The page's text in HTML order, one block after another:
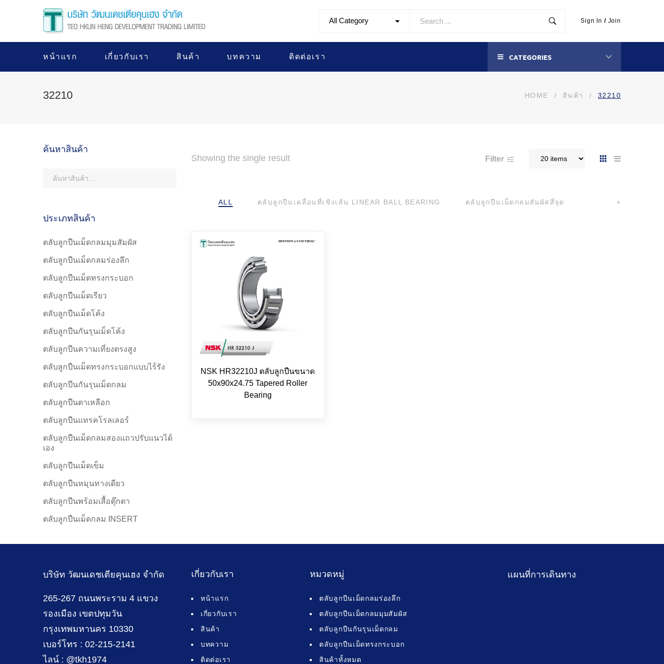
All Category Sign In / Join
หน้าแรก เกี่ยวกับเรา สินค้า บทความ ติดต่อเรา CATEGORIES
32210 HOME / สินค้า / 32210
Showing the single result Filter
ALL ตลับลูกปืนเคลื่อนที่เชิงเส้น LINEAR BALL BEARING ตลับลูกปืนเม็ดกลมสัมผัสสี่จุด +
NSK HR32210J ตลับลูกปืนขนาด
50x90x24.75 Tapered Roller
Bearing
ค้นหาสินค้า
ประเภทสินค้า
ตลับลูกปืนเม็ดกลมมุมสัมผัส
ตลับลูกปืนเม็ดกลมร่องลึก
ตลับลูกปืนเม็ดทรงกระบอก
ตลับลูกปืนเม็ดเรียว
ตลับลูกปืนเม็ดโค้ง
ตลับลูกปืนกันรุนเม็ดโค้ง
ตลับลูกปืนความเที่ยงตรงสูง
ตลับลูกปืนเม็ดทรงกระบอกแบบไร้รัง
ตลับลูกปืนกันรุนเม็ดกลม
ตลับลูกปืนตาเหลือก
ตลับลูกปืนแทรคโรลเลอร์
ตลับลูกปืนเม็ดกลมสองแถวปรับแนวได้
เอง
ตลับลูกปืนเม็ดเข็ม
ตลับลูกปืนหมุนทางเดียว
ตลับลูกปืนพร้อมเสื้อตุ๊กตา
ตลับลูกปืนเม็ดกลม INSERT
บริษัท วัฒนเดชเตียคุนเฮง จำกัด
265-267 ถนนพระราม 4 แขวง
รองเมือง เขตปทุมวัน
กรุงเทพมหานคร 10330
เบอร์โทร : 02-215-2141
ไลน์ : @tkh1974
เกี่ยวกับเรา
หน้าแรก
เกี่ยวกับเรา
สินค้า
บทความ
ติดต่อเรา
หมวดหมู่
ตลับลูกปืนเม็ดกลมร่องลึก
ตลับลูกปืนเม็ดกลมมุมสัมผัส
ตลับลูกปืนกันรุนเม็ดกลม
ตลับลูกปืนเม็ดทรงกระบอก
สินค้าทั้งหมด
แผนที่การเดินทาง